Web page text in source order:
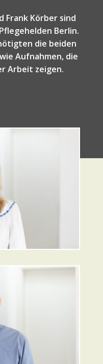
Frank Körber sind
Berlin.
die beiden
Aufnahmen, die
Arbeit zeigen.